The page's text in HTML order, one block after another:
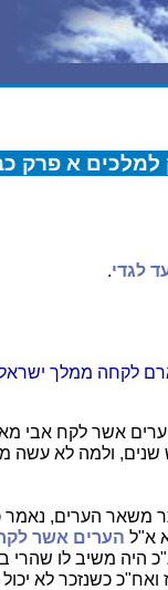
למלכים א פרק
לגדי.
לקחה ממלך
אשר לקח אבי
שנים, ולמה לא
משאר הערים, נאמר
א"ל הערים אשר
היה משיב לו שהרי
כשנזכר לא